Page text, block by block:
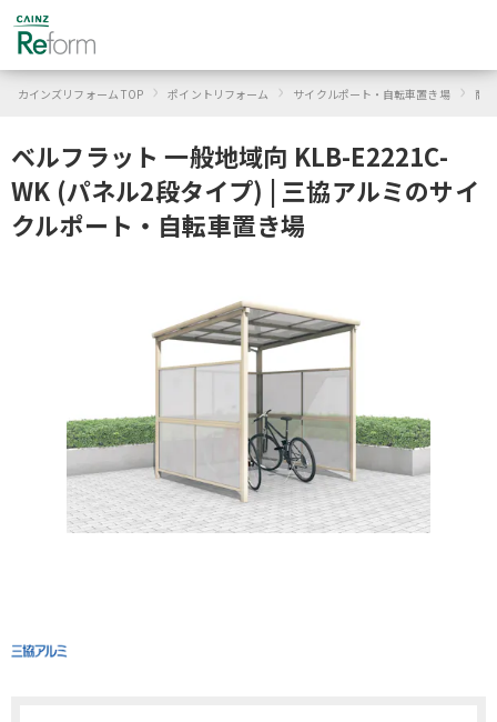
カインズリフォーム TOP › ポイントリフォーム › サイクルポート・自転車置き場 › 商
ベルフラット 一般地域向 KLB-E2221C-
WK (パネル2段タイプ) | 三協アルミのサイ
クルポート・自転車置き場